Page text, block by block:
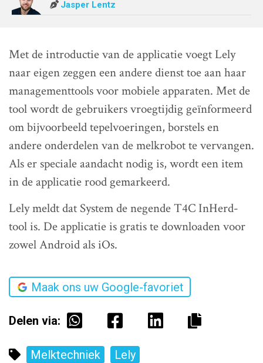
Jasper Lentz
Met de introductie van de applicatie voegt Lely
naar eigen zeggen een andere dienst toe aan haar
managementtools voor mobiele apparaten. Met de
tool wordt de gebruikers vroegtijdig geïnformeerd
om bijvoorbeeld tepelvoeringen, borstels en
andere onderdelen van de melkrobot te vervangen.
Als er speciale aandacht nodig is, wordt een item
in de applicatie rood gemarkeerd.
Lely meldt dat System de negende T4C InHerd-
tool is. De applicatie is gratis te downloaden voor
zowel Android als iOs.
Maak ons uw Google-favoriet
Delen via:
Melktechniek Lely